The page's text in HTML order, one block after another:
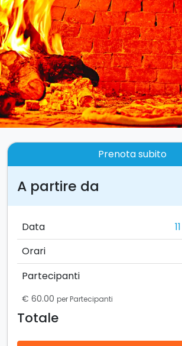
Previous
Prenota subito
A partire da
Data
Orari
Partecipanti
€ 60.00 per Partecipanti
Totale